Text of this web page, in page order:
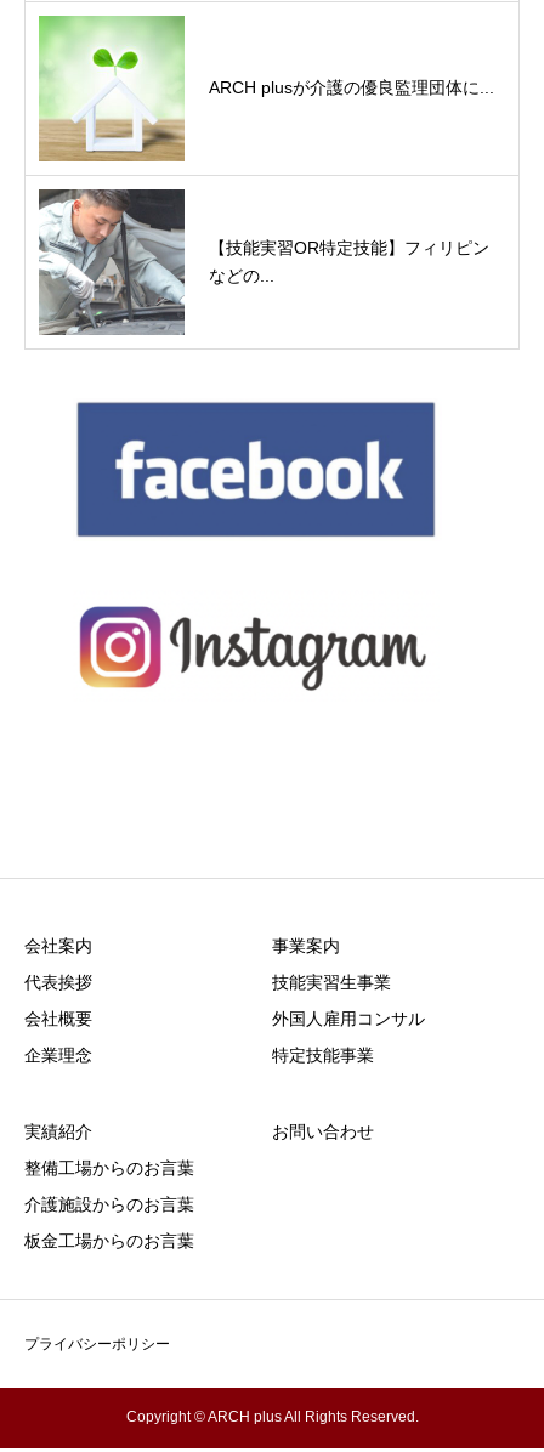
ARCH plusが介護の優良監理団体に...
【技能実習OR特定技能】フィリピン
などの...
会社案内
代表挨拶
会社概要
企業理念
事業案内
技能実習生事業
外国人雇用コンサル
特定技能事業
実績紹介
整備工場からのお言葉
介護施設からのお言葉
板金工場からのお言葉
お問い合わせ
プライバシーポリシー
Copyright © ARCH plus All Rights Reserved.